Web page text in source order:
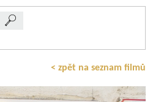
< zpět na seznam filmů